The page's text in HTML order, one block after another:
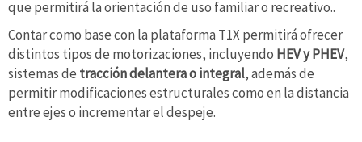
que permitirá la orientación de uso familiar o recreativo..
Contar como base con la plataforma T1X permitirá ofrecer
distintos tipos de motorizaciones, incluyendo HEV y PHEV,
sistemas de tracción delantera o integral, además de
permitir modificaciones estructurales como en la distancia
entre ejes o incrementar el despeje.